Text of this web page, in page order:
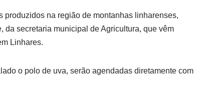
na região de montanhas linharenses,
secretaria municipal de Agricultura, que vêm
Linhares.
o polo de uva, serão agendadas diretamente com